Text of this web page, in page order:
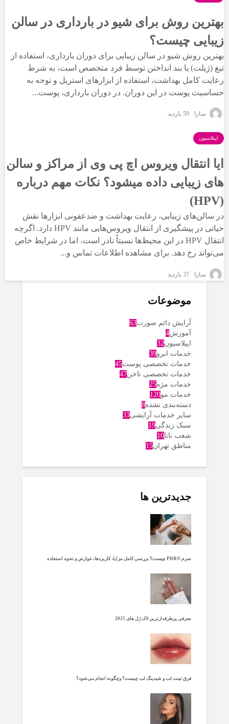
بهترین روش برای شیو در بارداری در سالن
زیبایی چیست؟
بهترین روش شیو در سالن زیبایی برای دوران بارداری، استفاده از
تیغ (ژیلت) یا بند انداختن توسط فرد متخصص است، به شرط
رعایت کامل بهداشت، استفاده از ابزارهای استریل و توجه به
حساسیت پوست در این دوران. در دوران بارداری، پوست...
سارا 59 بازدید
اپیلاسیون
ایا انتقال ویروس اچ پی وی از مراکز و سالن
های زیبایی داده میشود؟ نکات مهم درباره
(HPV)
در سالن‌های زیبایی، رعایت بهداشت و ضدعفونی ابزارها نقش
حیاتی در پیشگیری از انتقال ویروس‌هایی مانند HPV دارد. اگرچه
انتقال HPV در این محیط‌ها نسبتاً نادر است، اما در شرایط خاص
می‌تواند رخ دهد. برای مشاهده اطلاعات تماس و...
سارا 37 بازدید
موضوعات
آرایش دائم صورت63
آموزش4
اپیلاسیون32
خدمات ابرو39
خدمات تخصصی پوست45
خدمات تخصصی ناخن47
خدمات مژه25
خدمات مو120
دسته‌بندی نشده8
سایر خدمات آرایشی33
سبک زندگی19
شعب نانا10
مناطق تهران15
جدیدترین ها
سرم PDRN چیست؟ بررسی کامل مزایا، کاربردها، عوارض و نحوه استفاده
معرفی پرطرفدارترین لاک ژل های 2025
فرق تینت لب و شیدینگ لب چیست؟ وچگونه انجام می‌شود؟